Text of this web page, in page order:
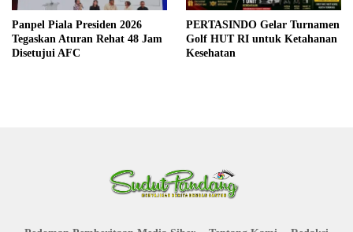
Panpel Piala Presiden 2026
Tegaskan Aturan Rehat 48 Jam
Disetujui AFC
PERTASINDO Gelar Turnamen
Golf HUT RI untuk Ketahanan
Kesehatan